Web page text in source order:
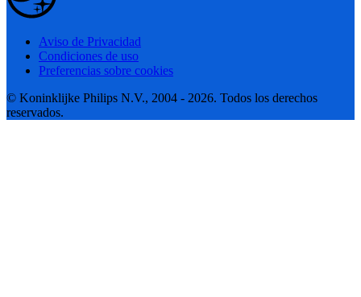
Aviso de Privacidad
Condiciones de uso
Preferencias sobre cookies
© Koninklijke Philips N.V., 2004 - 2026. Todos los derechos
reservados.